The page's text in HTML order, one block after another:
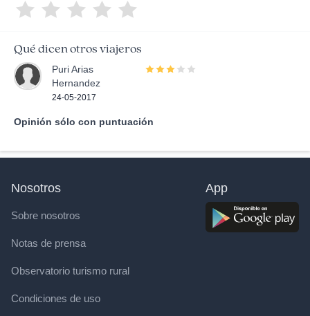
Qué dicen otros viajeros
Puri Arias
Hernandez
24-05-2017
Opinión sólo con puntuación
Nosotros
Sobre nosotros
Notas de prensa
Observatorio turismo rural
Condiciones de uso
App